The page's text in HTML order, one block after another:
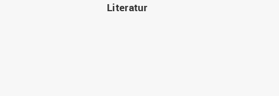
Literatur